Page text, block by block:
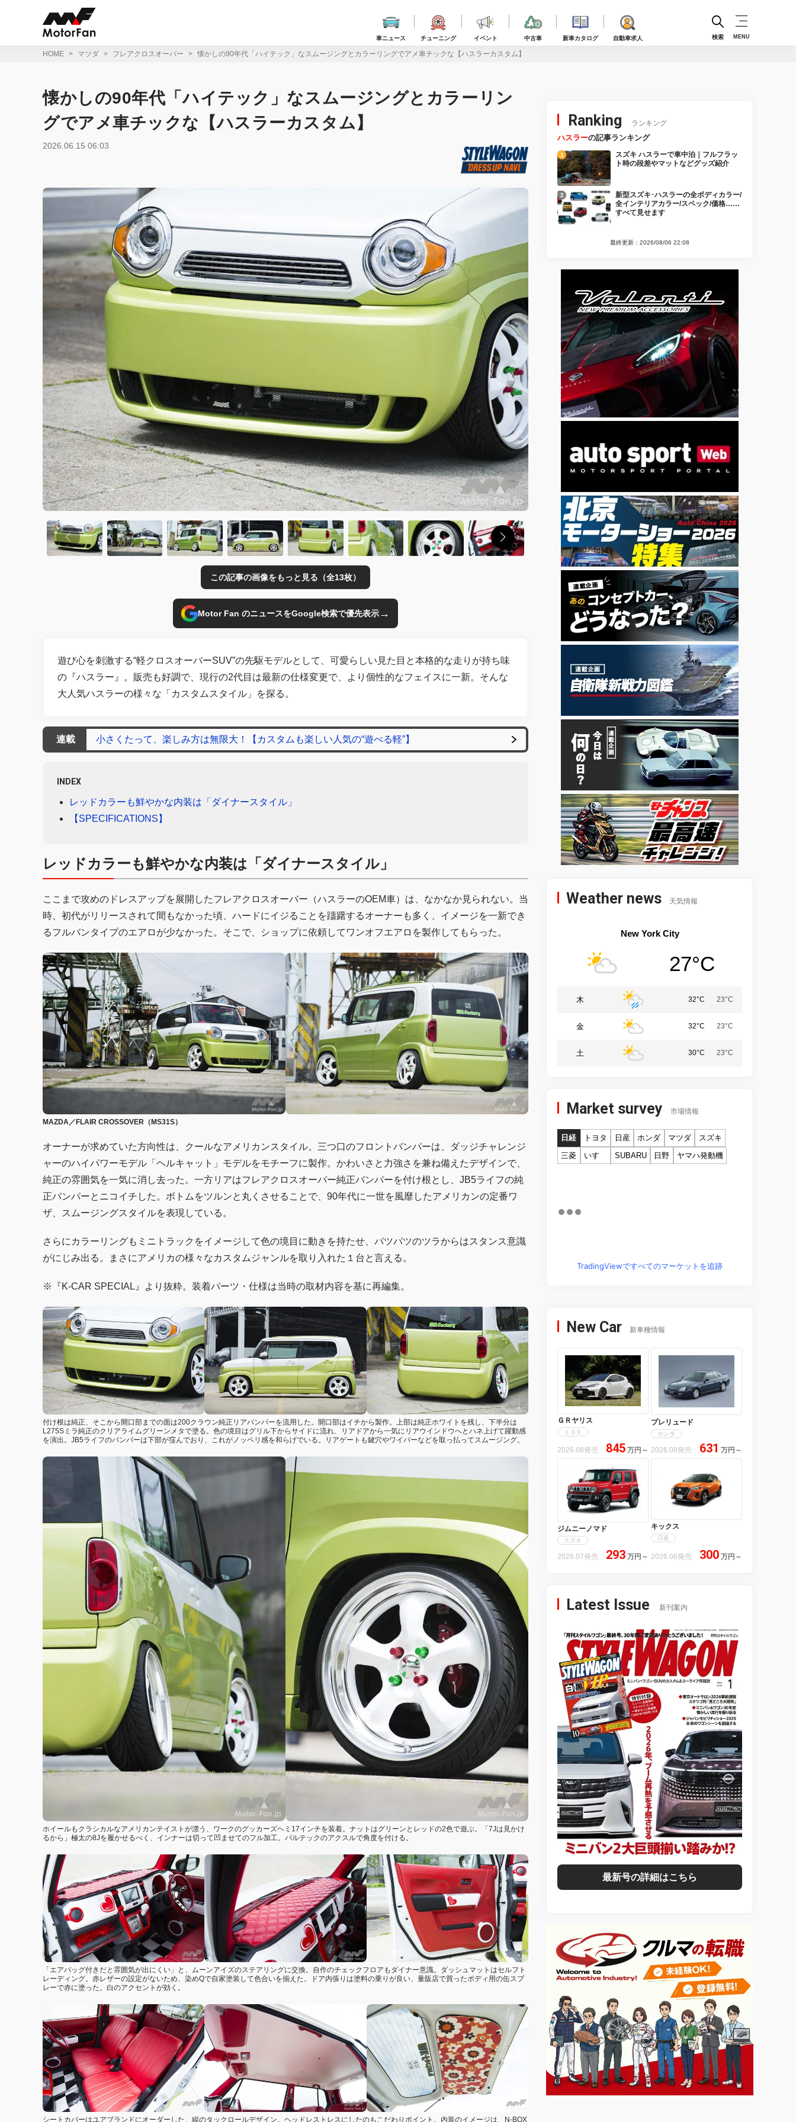
車ニュース チューニング イベント 中古車 新車カタログ 自動車求人 検索 MENU
HOME マツダ フレアクロスオーバー 懐かしの90年代「ハイテック」なスムージングとカラーリングでアメ車チックな【ハスラーカスタム】
懐かしの90年代「ハイテック」なスムージングとカラーリン
グでアメ車チックな【ハスラーカスタム】
2026.06.15 06:03
この記事の画像をもっと見る（全13枚）
Motor Fan のニュースをGoogle検索で優先表示→
遊び心を刺激する“軽クロスオーバーSUV”の先駆モデルとして、可愛らしい見た目と本格的な走りが持ち味
の『ハスラー』。販売も好調で、現行の2代目は最新の仕様変更で、より個性的なフェイスに一新。そんな
大人気ハスラーの様々な「カスタムスタイル」を探る。
連載 小さくたって、楽しみ方は無限大！【カスタムも楽しい人気の“遊べる軽”】
INDEX
レッドカラーも鮮やかな内装は「ダイナースタイル」
【SPECIFICATIONS】
レッドカラーも鮮やかな内装は「ダイナースタイル」
ここまで攻めのドレスアップを展開したフレアクロスオーバー（ハスラーのOEM車）は、なかなか見られない。当
時、初代がリリースされて間もなかった頃、ハードにイジることを躊躇するオーナーも多く、イメージを一新でき
るフルバンタイプのエアロが少なかった。そこで、ショップに依頼してワンオフエアロを製作してもらった。
MAZDA／FLAIR CROSSOVER（MS31S）
オーナーが求めていた方向性は、クールなアメリカンスタイル。三つ口のフロントバンパーは、ダッジチャレンジ
ャーのハイパワーモデル「ヘルキャット」モデルをモチーフに製作。かわいさと力強さを兼ね備えたデザインで、
純正の雰囲気を一気に消し去った。一方リアはフレアクロスオーバー純正バンパーを付け根とし、JB5ライフの純
正バンパーとニコイチした。ボトムをツルンと丸くさせることで、90年代に一世を風靡したアメリカンの定番ワ
ザ、スムージングスタイルを表現している。
さらにカラーリングもミニトラックをイメージして色の境目に動きを持たせ、パツパツのツラからはスタンス意識
がにじみ出る。まさにアメリカの様々なカスタムジャンルを取り入れた１台と言える。
※『K-CAR SPECIAL』より抜粋。装着パーツ・仕様は当時の取材内容を基に再編集。
付け根は純正、そこから開口部までの面は200クラウン純正リアバンパーを流用した。開口部はイチから製作。上部は純正ホワイトを残し、下半分は
L275Sミラ純正のクリアライムグリーンメタで塗る。色の境目はグリル下からサイドに流れ、リアドアから一気にリアウインドウへとハネ上げて躍動感
を演出。JB5ライフのバンパーは下部が窪んでおり、これがノッペリ感を和らげでいる。リアゲートも鍵穴やワイパーなどを取っ払ってスムージング。
ホイールもクラシカルなアメリカンテイストが漂う、ワークのグッカーズヘミ17インチを装着。ナットはグリーンとレッドの2色で遊ぶ。「7Jは見かけ
るから」極太の8Jを履かせるべく、インナーは切って凹ませてのフル加工。パルテックのアクスルで角度を付ける。
「エアバッグ付きだと雰囲気が出にくい」と、ムーンアイズのステアリングに交換。自作のチェックフロアもダイナー意識。ダッシュマットはセルフト
レーディング。赤レザーの設定がないため、染めQで自家塗装して色合いを揃えた。ドア内張りは塗料の乗りが良い、量販店で買ったボディ用の缶スプ
レーで赤に塗った。白のアクセントが効く。
シートカバーはユアブランドにオーダーした、縦のタックロールデザイン。ヘッドレストレスにしたのもこだわりポイント。内装のイメージは、N-BOX
Ranking ランキング
ハスラーの記事ランキング
スズキ ハスラーで車中泊｜フルフラッ
ト時の段差やマットなどグッズ紹介
新型スズキ･ハスラーの全ボディカラー/
全インテリアカラー/スペック/価格……
すべて見せます
最終更新：2026/08/06 22:08
Weather news 天気情報
New York City
27°C
木 32°C 23°C
金 32°C 23°C
土 30°C 23°C
Market survey 市場情報
日経 トヨタ 日産 ホンダ マツダ
スズキ
三菱
いすゞ SUBARU 日野 ヤマハ発動機
TradingViewですべてのマーケットを追跡
New Car 新車種情報
ＧＲヤリス
トヨタ
2026.08発売 845 万円 ～
プレリュード
ホンダ
2026.08発売 631 万円 ～
ジムニーノマド
スズキ
2026.07発売 293 万円 ～
キックス
日産
2026.06発売 300 万円 ～
Latest Issue 新刊案内
最新号の詳細はこちら